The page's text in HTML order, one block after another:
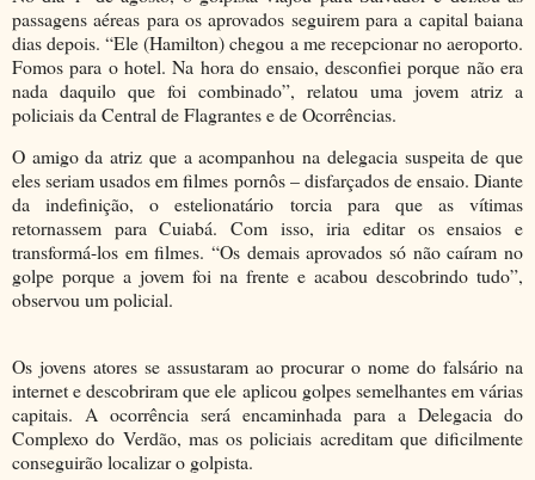
passagens aéreas para os aprovados seguirem para a capital baiana
dias depois. “Ele (Hamilton) chegou a me recepcionar no aeroporto.
Fomos para o hotel. Na hora do ensaio, desconfiei porque não era
nada daquilo que foi combinado”, relatou uma jovem atriz a
policiais da Central de Flagrantes e de Ocorrências.
O amigo da atriz que a acompanhou na delegacia suspeita de que
eles seriam usados em filmes pornôs – disfarçados de ensaio. Diante
da indefinição, o estelionatário torcia para que as vítimas
retornassem para Cuiabá. Com isso, iria editar os ensaios e
transformá-los em filmes. “Os demais aprovados só não caíram no
golpe porque a jovem foi na frente e acabou descobrindo tudo”,
observou um policial.
Os jovens atores se assustaram ao procurar o nome do falsário na
internet e descobriram que ele aplicou golpes semelhantes em várias
capitais. A ocorrência será encaminhada para a Delegacia do
Complexo do Verdão, mas os policiais acreditam que dificilmente
conseguirão localizar o golpista.